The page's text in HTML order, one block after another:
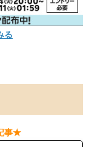
る
事★​